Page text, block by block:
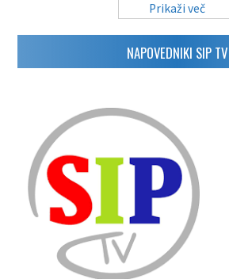
Prikaži več
NAPOVEDNIKI SIP TV